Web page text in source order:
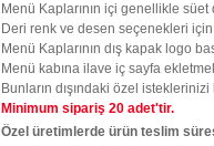
Menü Kaplarının içi genellikle
Deri renk ve desen seçenekleri için
Menü Kaplarının dış kapak logo
Menü kabına ilave iç sayfa
Bunların dışındaki özel
Minimum sipariş 20 adet'tir.
Özel üretimlerde ürün teslim